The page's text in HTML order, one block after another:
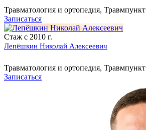
Травматология и ортопедия, Травмпункт
Записаться
Стаж с 2010 г.
Лепёшкин Николай Алексеевич
Травматология и ортопедия, Травмпункт
Записаться